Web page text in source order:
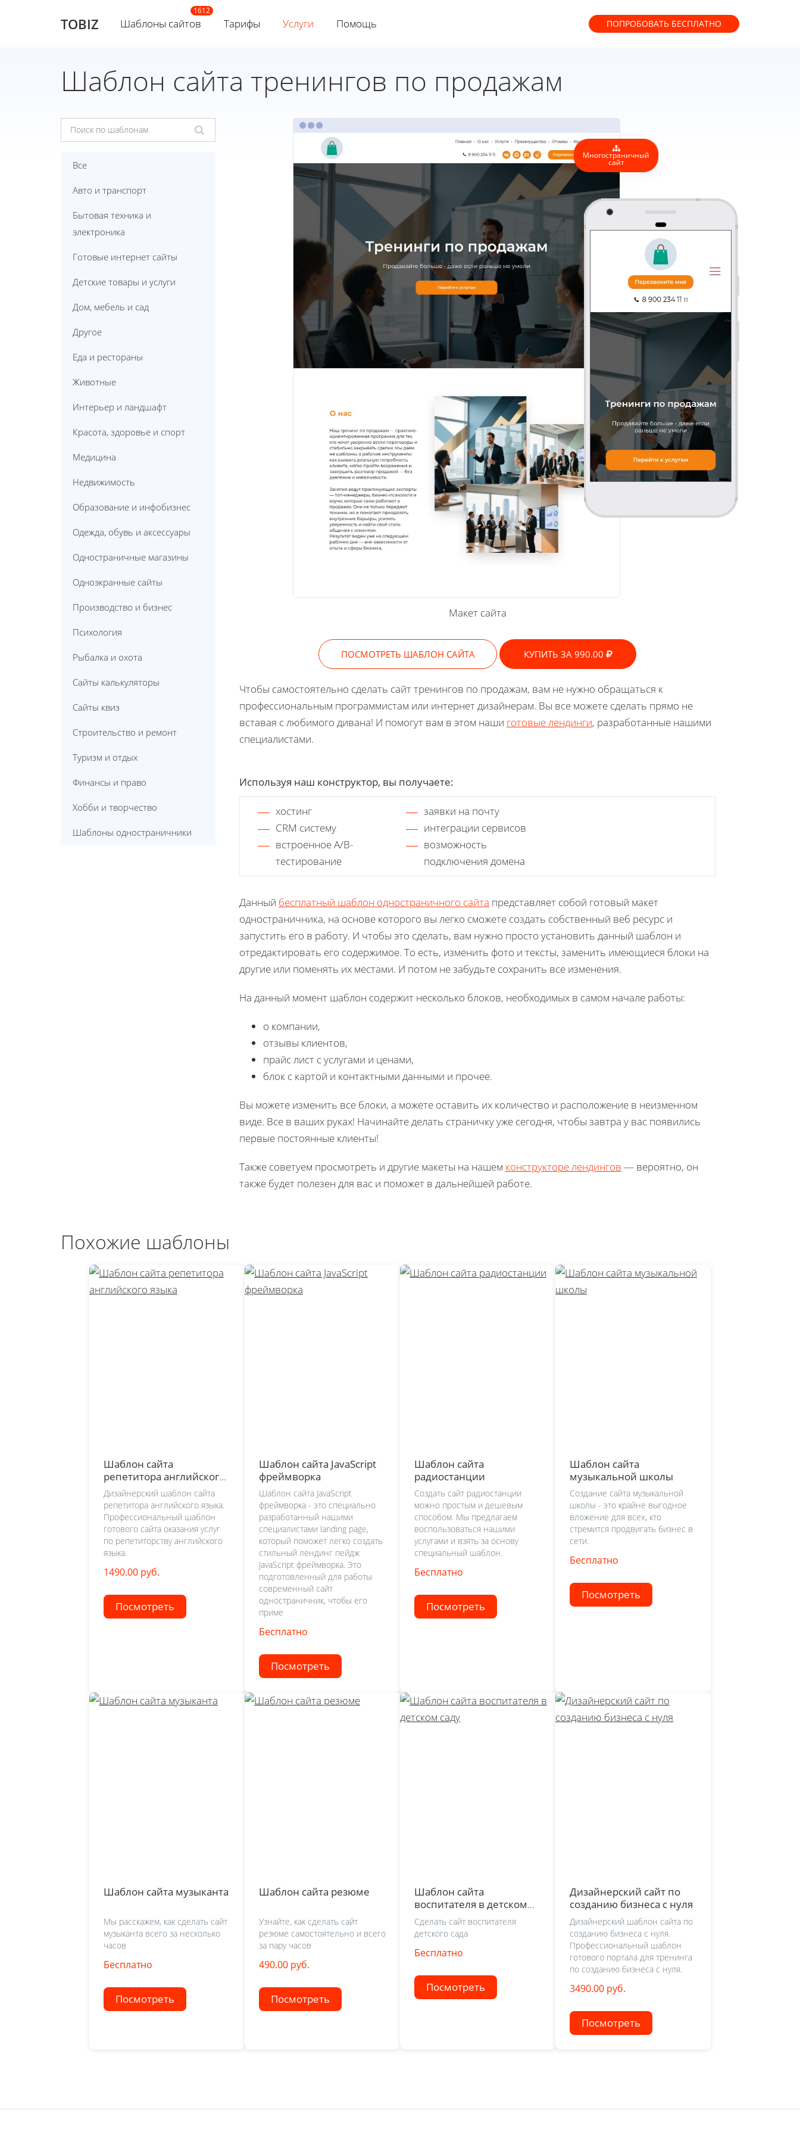
TOBIZ Шаблоны сайтов Тарифы Услуги Помощь ПОПРОБОВАТЬ БЕСПЛАТНО
Шаблон сайта тренингов по продажам
Все
Авто и транспорт
Бытовая техника и
электроника
Готовые интернет сайты
Детские товары и услуги
Дом, мебель и сад
Другое
Еда и рестораны
Животные
Интерьер и ландшафт
Красота, здоровье и спорт
Медицина
Недвижимость
Образование и инфобизнес
Одежда, обувь и аксессуары
Одностраничные магазины
Одноэкранные сайты
Производство и бизнес
Психология
Рыбалка и охота
Сайты калькуляторы
Сайты квиз
Строительство и ремонт
Туризм и отдых
Финансы и право
Хобби и творчество
Шаблоны одностраничники
Многостраничный
сайт
Макет сайта
ПОСМОТРЕТЬ ШАБЛОН САЙТА КУПИТЬ ЗА 990.00
Чтобы самостоятельно сделать сайт тренингов по продажам, вам не нужно обращаться к
профессиональным программистам или интернет дизайнерам. Вы все можете сделать прямо не
вставая с любимого дивана! И помогут вам в этом наши готовые лендинги, разработанные нашими
специалистами.
Используя наш конструктор, вы получаете:
хостинг
заявки на почту
CRM систему
интеграции сервисов
встроенное A/B-
тестирование
возможность
подключения домена
Данный бесплатный шаблон одностраничного сайта представляет собой готовый макет
одностраничника, на основе которого вы легко сможете создать собственный веб ресурс и
запустить его в работу. И чтобы это сделать, вам нужно просто установить данный шаблон и
отредактировать его содержимое. То есть, изменить фото и тексты, заменить имеющиеся блоки на
другие или поменять их местами. И потом не забудьте сохранить все изменения.
На данный момент шаблон содержит несколько блоков, необходимых в самом начале работы:
о компании,
отзывы клиентов,
прайс лист с услугами и ценами,
блок с картой и контактными данными и прочее.
Вы можете изменить все блоки, а можете оставить их количество и расположение в неизменном
виде. Все в ваших руках! Начинайте делать страничку уже сегодня, чтобы завтра у вас появились
первые постоянные клиенты!
Также советуем просмотреть и другие макеты на нашем конструкторе лендингов — вероятно, он
также будет полезен для вас и поможет в дальнейшей работе.
Похожие шаблоны
Шаблон сайта
репетитора английского
языка
Дизайнерский шаблон сайта
репетитора английского языка.
Профессиональный шаблон
готового сайта оказания услуг
по репетиторству английского
языка.
1490.00 руб.
Посмотреть
Шаблон сайта JavaScript
фреймворка
Шаблон сайта JavaScript
фреймворка - это специально
разработанный нашими
специалистами landing page,
который поможет легко создать
стильный лендинг пейдж
JavaScript фреймворка. Это
подготовленный для работы
современный сайт
одностраничник, чтобы его
приме
Бесплатно
Посмотреть
Шаблон сайта
радиостанции
Создать сайт радиостанции
можно простым и дешевым
способом. Мы предлагаем
воспользоваться нашими
услугами и взять за основу
специальный шаблон.
Бесплатно
Посмотреть
Шаблон сайта
музыкальной школы
Создание сайта музыкальной
школы - это крайне выгодное
вложение для всех, кто
стремится продвигать бизнес в
сети.
Бесплатно
Посмотреть
Шаблон сайта музыканта
Мы расскажем, как сделать сайт
музыканта всего за несколько
часов
Бесплатно
Посмотреть
Шаблон сайта резюме
Узнайте, как сделать сайт
резюме самостоятельно и всего
за пару часов
490.00 руб.
Посмотреть
Шаблон сайта
воспитателя в детском
саду
Сделать сайт воспитателя
детского сада
Бесплатно
Посмотреть
Дизайнерский сайт по
созданию бизнеса с нуля
Дизайнерский шаблон сайта по
созданию бизнеса с нуля.
Профессиональный шаблон
готового портала для тренинга
по созданию бизнеса с нуля.
3490.00 руб.
Посмотреть